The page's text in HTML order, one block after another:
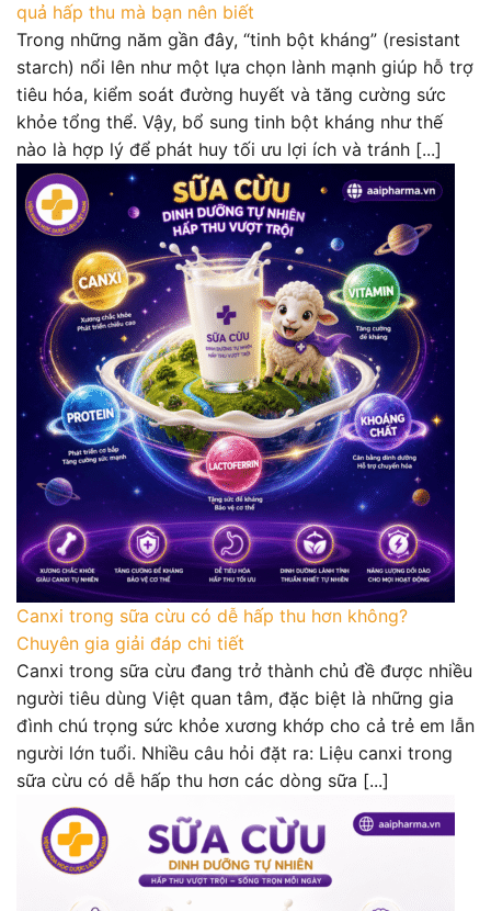
quả hấp thu mà bạn nên biết
Trong những năm gần đây, “tinh bột kháng” (resistant
starch) nổi lên như một lựa chọn lành mạnh giúp hỗ trợ
tiêu hóa, kiểm soát đường huyết và tăng cường sức
khỏe tổng thể. Vậy, bổ sung tinh bột kháng như thế
nào là hợp lý để phát huy tối ưu lợi ích và tránh [...]
Canxi trong sữa cừu có dễ hấp thu hơn không?
Chuyên gia giải đáp chi tiết
Canxi trong sữa cừu đang trở thành chủ đề được nhiều
người tiêu dùng Việt quan tâm, đặc biệt là những gia
đình chú trọng sức khỏe xương khớp cho cả trẻ em lẫn
người lớn tuổi. Nhiều câu hỏi đặt ra: Liệu canxi trong
sữa cừu có dễ hấp thu hơn các dòng sữa [...]